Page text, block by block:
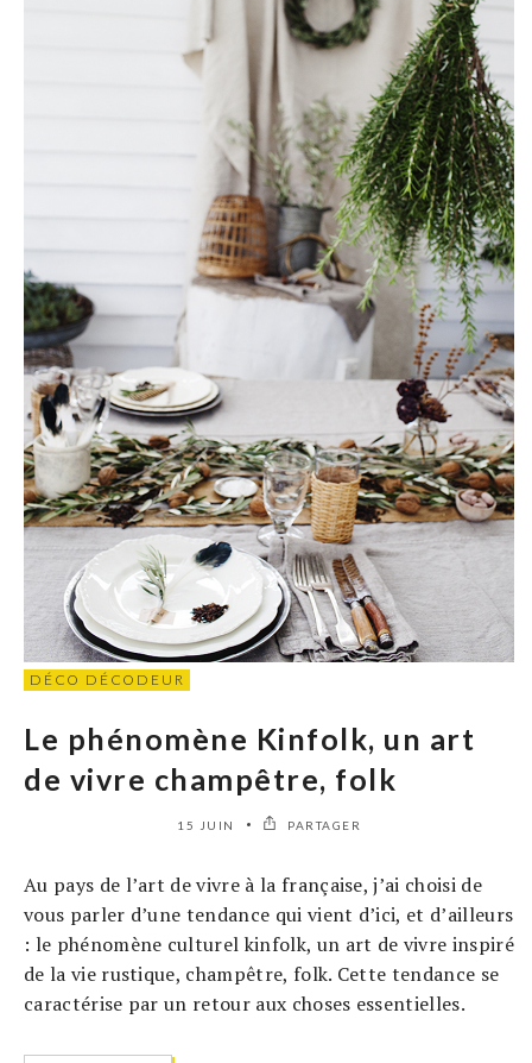
DÉCO DÉCODEUR
Le phénomène Kinfolk, un art
de vivre champêtre, folk
15 JUIN PARTAGER
Au pays de l’art de vivre à la française, j’ai choisi de
vous parler d’une tendance qui vient d’ici, et d’ailleurs
: le phénomène culturel kinfolk, un art de vivre inspiré
de la vie rustique, champêtre, folk. Cette tendance se
caractérise par un retour aux choses essentielles.